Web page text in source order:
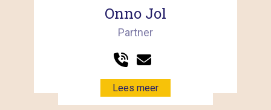
Onno Jol
Partner
Lees meer